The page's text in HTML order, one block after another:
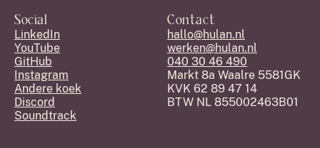
Social
LinkedIn
YouTube
GitHub
Instagram
Andere koek
Discord
Soundtrack
Contact
hallo@hulan.nl
werken@hulan.nl
040 30 46 490
Markt 8a Waalre 5581GK
KVK 62 89 47 14
BTW NL 855002463B01